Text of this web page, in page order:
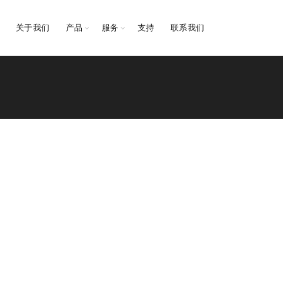
关于我们 产品 服务 支持 联系我们